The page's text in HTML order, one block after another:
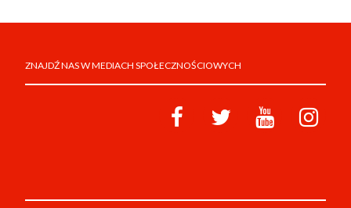
ZNAJDŹ NAS W MEDIACH SPOŁECZNOŚCIOWYCH